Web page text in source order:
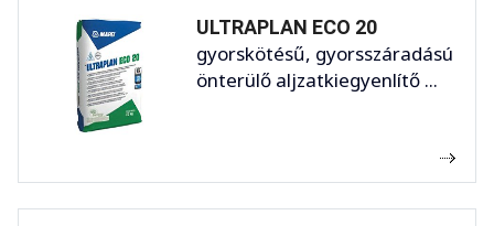
ULTRAPLAN ECO 20
gyorskötésű, gyorsszáradású
önterülő aljzatkiegyenlítő ...